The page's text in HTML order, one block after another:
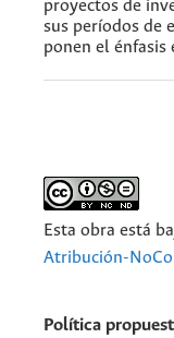
proyectos de
sus períodos de
ponen el énfasis
Esta obra está
Atribución-
Política